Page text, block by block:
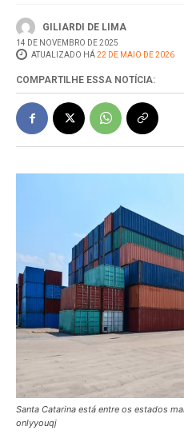
GILIARDI DE LIMA
14 DE NOVEMBRO DE 2025
ATUALIZADO HÁ22 DE MAIO DE 2026
COMPARTILHE ESSA NOTÍCIA:
Santa Catarina está entre os estados
onlyyouqj